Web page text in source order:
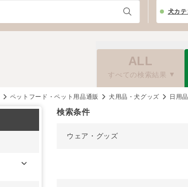
犬カ
ALL
すべての検索結果
ペットフード・ペット用品通販 犬用品・犬グッズ 日用
検索条件
ウェア・グッズ